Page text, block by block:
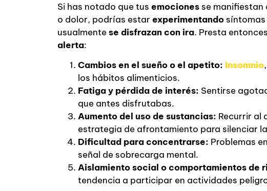
Si has notado que tus emociones se manifiestan
o dolor, podrías estar experimentando
usualmente se disfrazan con ira. Presta
alerta:
Cambios en el sueño o el apetito: Insomnio
los hábitos alimenticios.
Fatiga y pérdida de interés: Sentirse
que antes disfrutabas.
Aumento del uso de sustancias: Recurrir al
estrategia de afrontamiento para silenciar la
Dificultad para concentrarse: Problemas
señal de sobrecarga mental.
Aislamiento social o comportamientos de
tendencia a participar en actividades